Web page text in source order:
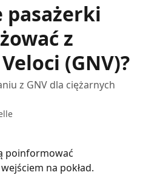
pasażerki
z
(GNV)?
z GNV dla ciężarnych
poinformować
na pokład.